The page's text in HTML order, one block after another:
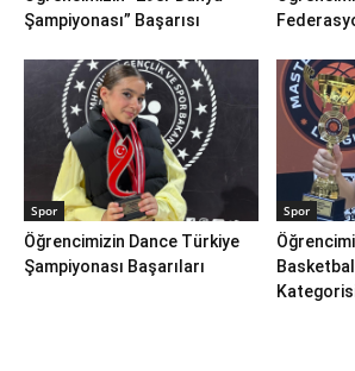
Şampiyonası” Başarısı
Spor
Öğrencimizin Dance Türkiye
Şampiyonası Başarıları
Spor